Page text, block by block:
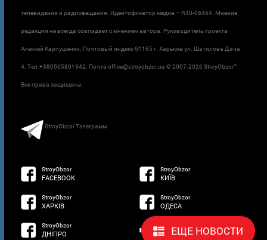
ЕЩЕ НОВОСТИ
телевидения и радиовещания. Идентификатор медиа – R40-06464. Мнение
редакции не всегда совпадает с мнением автора. Руководитель проекта
Алексей Карпушенко. Почтовый индекс 61165 г. Харьков ул. Шатилова Дача
4. Тел.+380505801342. Почта office@stroyobzor.ua © 2007-2026 StroyObzor™.
Все права защищены.
StroyObzor Телеграмм
StroyObzor
FACEBOOK
StroyObzor
КИЇВ
StroyObzor
ХАРКІВ
StroyObzor
ОДЕСА
StroyObzor
ДНІПРО
developed by
NETSOFTWARE